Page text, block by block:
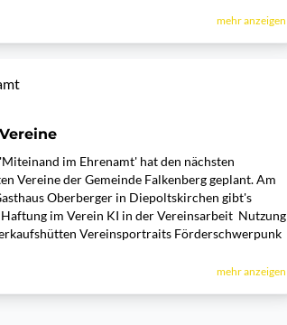
mehr anzeigen
im Ehrenamt' hat den nächsten
Vereine der Gemeinde Falkenberg geplant. Am
Oberberger in Diepoltskirchen gibt's
im Verein KI in der Vereinsarbeit Nutzung
Vereinsportraits Förderschwerpunk
mehr anzeigen